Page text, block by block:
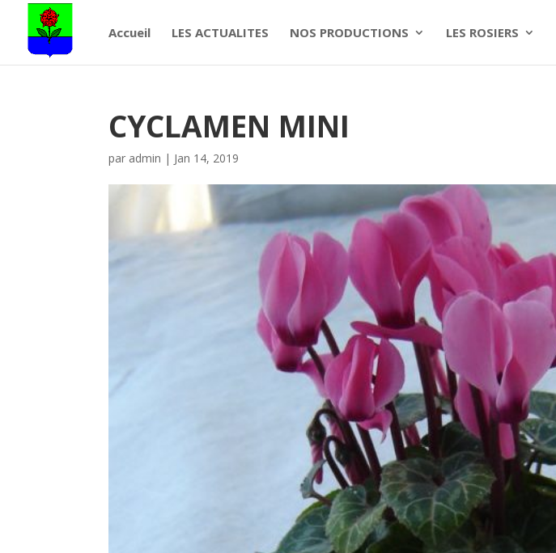
Accueil LES ACTUALITES NOS PRODUCTIONS LES ROSIERS
CYCLAMEN MINI
par admin | Jan 14, 2019